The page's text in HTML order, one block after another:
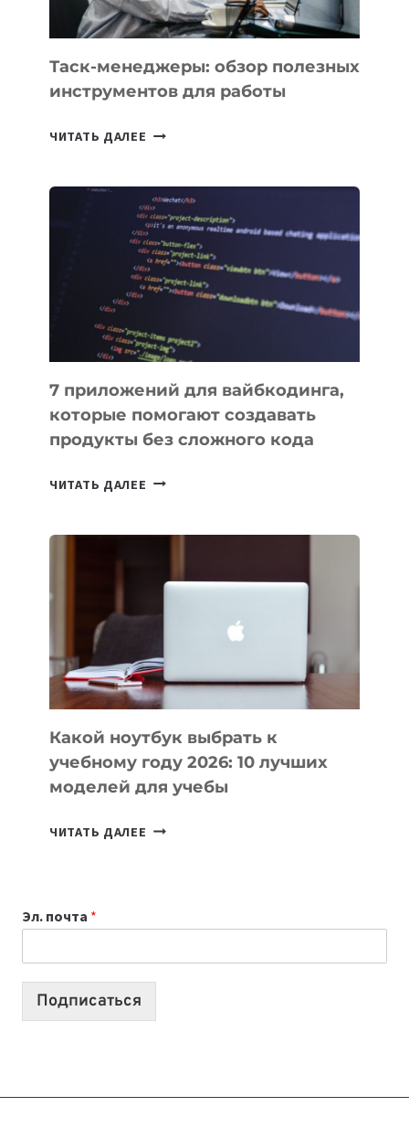
Таск-менеджеры: обзор полезных
инструментов для работы
ЧИТАТЬ ДАЛЕЕ ТАСК-
ПОЛЕЗНЫХ
ИНСТРУМЕНТОВ
ДЛЯ
РАБОТЫ
7 приложений для вайбкодинга,
которые помогают создавать
продукты без сложного кода
ЧИТАТЬ ДАЛЕЕ
ПОМОГАЮТ
СОЗДАВАТЬ
БЕЗ
СЛОЖНОГО
КОДА
Какой ноутбук выбрать к
учебному году 2026: 10 лучших
моделей для учебы
ЧИТАТЬ ДАЛЕЕ КАКОЙ
2026:
10
Эл. почта *
Подписаться